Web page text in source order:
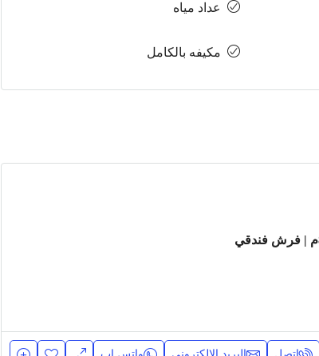
عداد مياه
مكيفه بالكامل
شقة مفروشة للإيجار بمدينتي 82م | فرش فندقي